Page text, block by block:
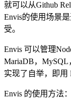
就可以从Github
Envis的使用场景
受。
Envis 可以管理
MariaDB，MySQL
实现了自举，即用
Envis 的使用方法：